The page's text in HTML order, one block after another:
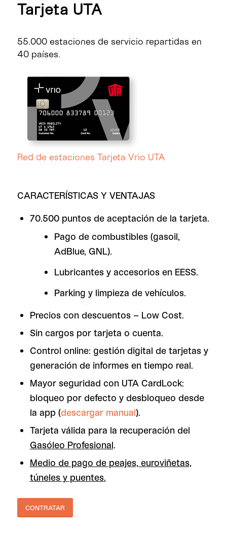
Tarjeta UTA
55.000 estaciones de servicio repartidas en
40 países.
Red de estaciones Tarjeta Vrio UTA
CARACTERÍSTICAS Y VENTAJAS
70.500 puntos de aceptación de la tarjeta.
Pago de combustibles (gasoil,
AdBlue, GNL).
Lubricantes y accesorios en EESS.
Parking y limpieza de vehículos.
Precios con descuentos – Low Cost.
Sin cargos por tarjeta o cuenta.
Control online: gestión digital de tarjetas y
generación de informes en tiempo real.
Mayor seguridad con UTA CardLock:
bloqueo por defecto y desbloqueo desde
la app (descargar manual).
Tarjeta válida para la recuperación del
Gasóleo Profesional.
Medio de pago de peajes, euroviñetas,
túneles y puentes.
CONTRATAR